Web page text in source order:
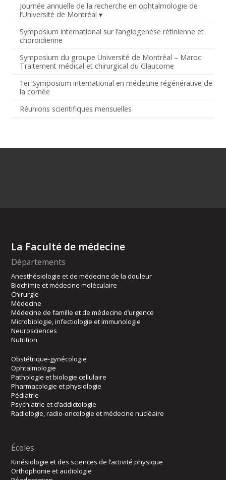
Journée annuelle de la recherche en ophtalmologie de
l’Université de Montréal
Symposium international sur l’angiogenèse rétinienne et
choroïdienne
Symposium du groupe Université de Montréal – Maroc:
Traitement médical et chirurgical du Glaucome
1er Symposium international en médecine régénérative de
la cornée
Réunions scientifiques mensuelles
La Faculté de médecine
Départements
Anesthésiologie et de médecine de la douleur
Biochimie et médecine moléculaire
Chirurgie
Médecine
Médecine de famille et de médecine d’urgence
Microbiologie, infectiologie et immunologie
Neurosciences
Nutrition
Obstétrique-gynécologie
Ophtalmologie
Pathologie et biologie cellulaire
Pharmacologie et physiologie
Pédiatrie
Psychiatrie et d’addictologie
Radiologie, radio-oncologie et médecine nucléaire
Écoles
Kinésiologie et des sciences de l’activité physique
Orthophonie et audiologie